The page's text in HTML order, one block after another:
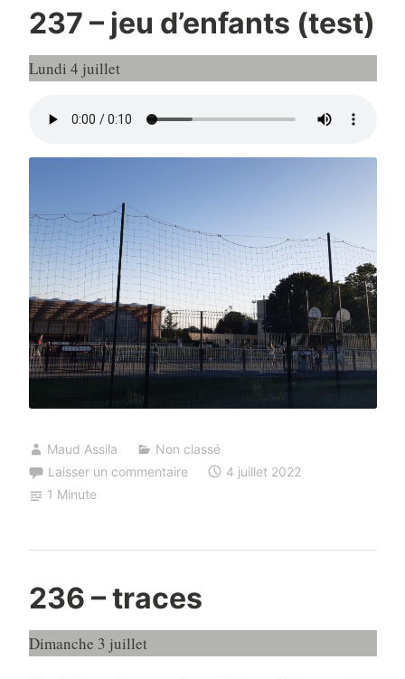
237 – jeu d’enfants (test)
Lundi 4 juillet
Maud Assila
Non classé
Laisser un commentaire
4 juillet 2022
1 Minute
236 – traces
Dimanche 3 juillet